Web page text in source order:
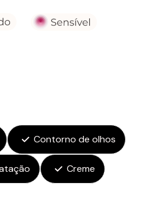
Contorno de olhos
Creme